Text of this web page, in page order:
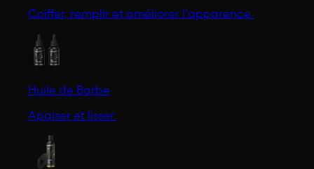
Coiffer, remplir et améliorer l'apparence.
Huile de Barbe
Apaiser et lisser.